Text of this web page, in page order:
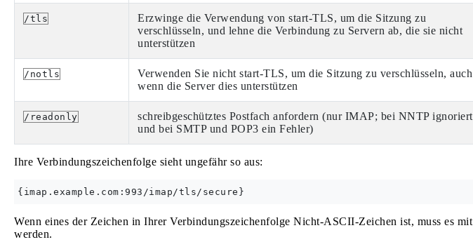
/tls
Erzwinge die Verwendung von start-TLS, um die Sitzung zu
verschlüsseln, und lehne die Verbindung zu Servern ab, die sie nicht
unterstützen
/notls
Verwenden Sie nicht start-TLS, um die Sitzung zu verschlüsseln, auch
wenn die Server dies unterstützen
/readonly
schreibgeschütztes Postfach anfordern (nur IMAP; bei NNTP ignoriert
und bei SMTP und POP3 ein Fehler)
Ihre Verbindungszeichenfolge sieht ungefähr so ​​aus:
Wenn eines der Zeichen in Ihrer Verbindungszeichenfolge Nicht-ASCII-Zeichen ist, muss es mit
werden.